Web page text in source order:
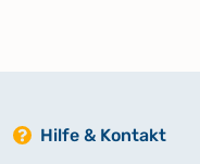
Hilfe & Kontakt